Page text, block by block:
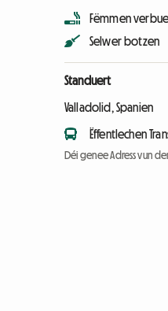
Fëmmen
Selwer botzen
Standuert
Valladolid, Spanien
Ëffentlechen
Déi genee Adress vun